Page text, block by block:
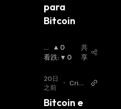
para
Bitcoin
看
涨:
0
看跌: 0
共
享
20日
之前
•
Cript
ta.it
Bitcoin e